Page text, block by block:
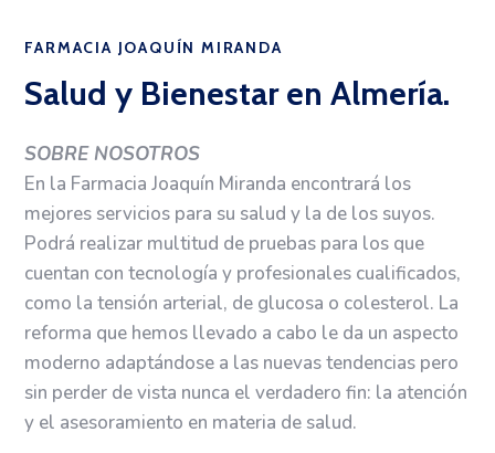
FARMACIA JOAQUÍN MIRANDA
Salud y Bienestar en Almería.
SOBRE NOSOTROS
En la Farmacia Joaquín Miranda encontrará los
mejores servicios para su salud y la de los suyos.
Podrá realizar multitud de pruebas para los que
cuentan con tecnología y profesionales cualificados,
como la tensión arterial, de glucosa o colesterol. La
reforma que hemos llevado a cabo le da un aspecto
moderno adaptándose a las nuevas tendencias pero
sin perder de vista nunca el verdadero fin: la atención
y el asesoramiento en materia de salud.